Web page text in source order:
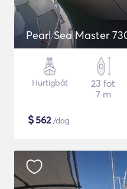
Pearl Sea Master
Hurtigbåt
23 fot
7 m
$562/dag